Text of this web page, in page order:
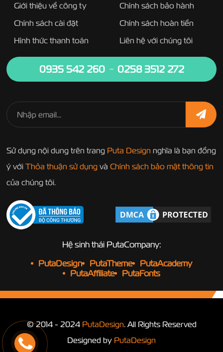
Giới thiệu về công ty
Chính sách bảo hành
Chính sách cài đặt
Chính sách hoàn tiền
Hình thức thanh toán
Liên hệ với chúng tôi
0935 542 260 0258 3512 272
Sử dụng nội dung trên trang Puta Design nghĩa là bạn đồng
ý với Thỏa thuận sử dụngvà Chính sách bảo mật thông tin
của chúng tôi.
Hệ sinh thái PutaCompany:
PutaDesign
PutaTheme
PutaAcademy
PutaAffiliate
PutaFonts
© 2014 - 2024 PutaDesign . All Rights Reserved
Designed by PutaDesign